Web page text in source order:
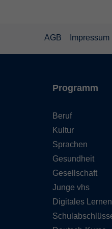
AGB Impressum
Programm
Beruf
Kultur
Sprachen
Gesundheit
Gesellschaft
Junge vhs
Digitales Lernen